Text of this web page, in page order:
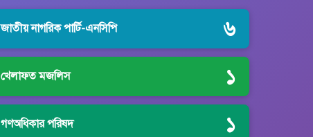
জাতীয় নাগরিক পার্টি-এনসিপি ৬
খেলাফত মজলিস ১
গণঅধিকার পরিষদ ১